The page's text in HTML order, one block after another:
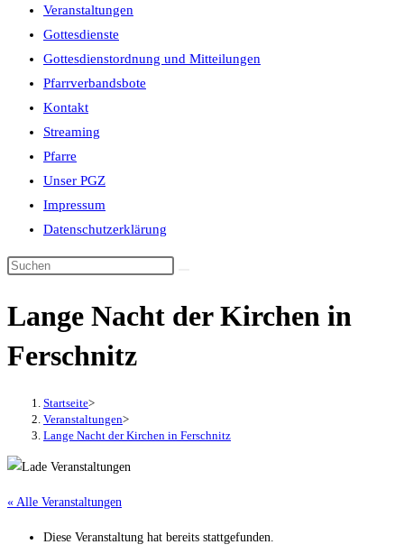
Veranstaltungen
Gottesdienste
Gottesdienstordnung und Mitteilungen
Pfarrverbandsbote
Kontakt
Streaming
Pfarre
Unser PGZ
Impressum
Datenschutzerklärung
Lange Nacht der Kirchen in
Ferschnitz
Startseite>
Veranstaltungen>
Lange Nacht der Kirchen in Ferschnitz
« Alle Veranstaltungen
Diese Veranstaltung hat bereits stattgefunden.